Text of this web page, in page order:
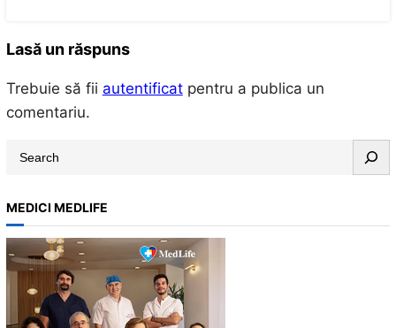
Lasă un răspuns
Trebuie să fii autentificatpentru a publica un
comentariu.
a
r
c
h
MEDICI MEDLIFE